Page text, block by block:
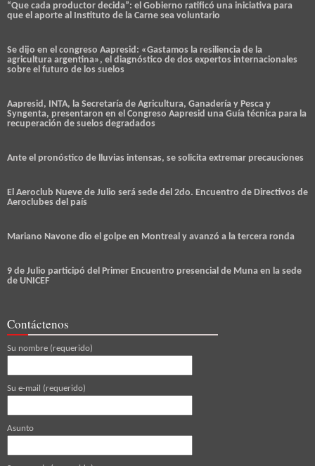
“Que cada productor decida”: el Gobierno ratificó una iniciativa para
que el aporte al Instituto de la Carne sea voluntario
Se dijo en el congreso Aapresid: «Gastamos la resiliencia de la
agricultura argentina», el diagnóstico de dos expertos internacionales
sobre el futuro de los suelos
Aapresid, INTA, la Secretaría de Agricultura, Ganadería y Pesca y
Syngenta, presentaron en el Congreso Aapresid una Guía técnica para la
recuperación de suelos degradados
Ante el pronóstico de lluvias intensas, se solicita extremar precauciones
El Aeroclub Nueve de Julio será sede del 2do. Encuentro de Directivos de
Aeroclubes del país
Mariano Navone dio el golpe en Montreal y avanzó a la tercera ronda
9 de Julio participó del Primer Encuentro presencial de Muna en la sede
de UNICEF
Contáctenos
Su nombre (requerido)
Su e-mail (requerido)
Asunto